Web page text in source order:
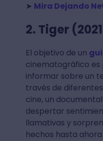
➤ Mira Dejando
2. Tiger
El objetivo de un
cinematográfico
informar sobre un
través de
cine, un
despertar
llamativas y
hechos hasta